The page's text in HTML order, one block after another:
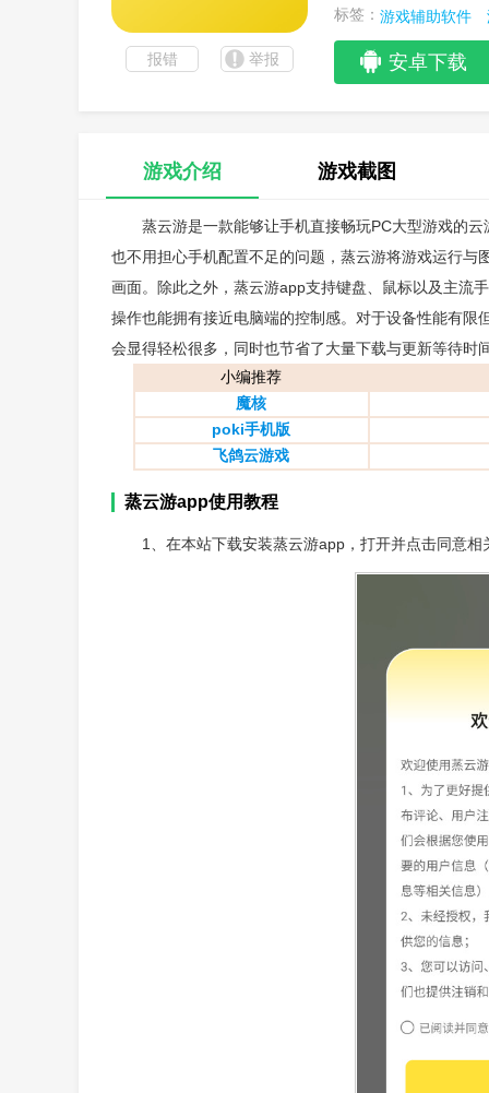
标签： 游戏辅助软件
安卓下载
报错 举报
游戏介绍 游戏截图
蒸云游是一款能够让手机直接畅玩PC大型游戏的
也不用担心手机配置不足的问题，蒸云游将游戏运行
画面。除此之外，蒸云游app支持键盘、鼠标以及主流
操作也能拥有接近电脑端的控制感。对于设备性能有
会显得轻松很多，同时也节省了大量下载与更新等待时
小编推荐
魔核
poki手机版
飞鸽云游戏
蒸云游app使用教程
1、在本站下载安装蒸云游app，打开并点击同意相